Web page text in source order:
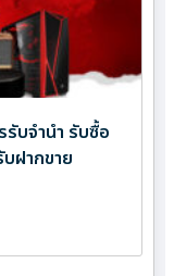
บจำนำ รับซื้อ
ฝากขาย